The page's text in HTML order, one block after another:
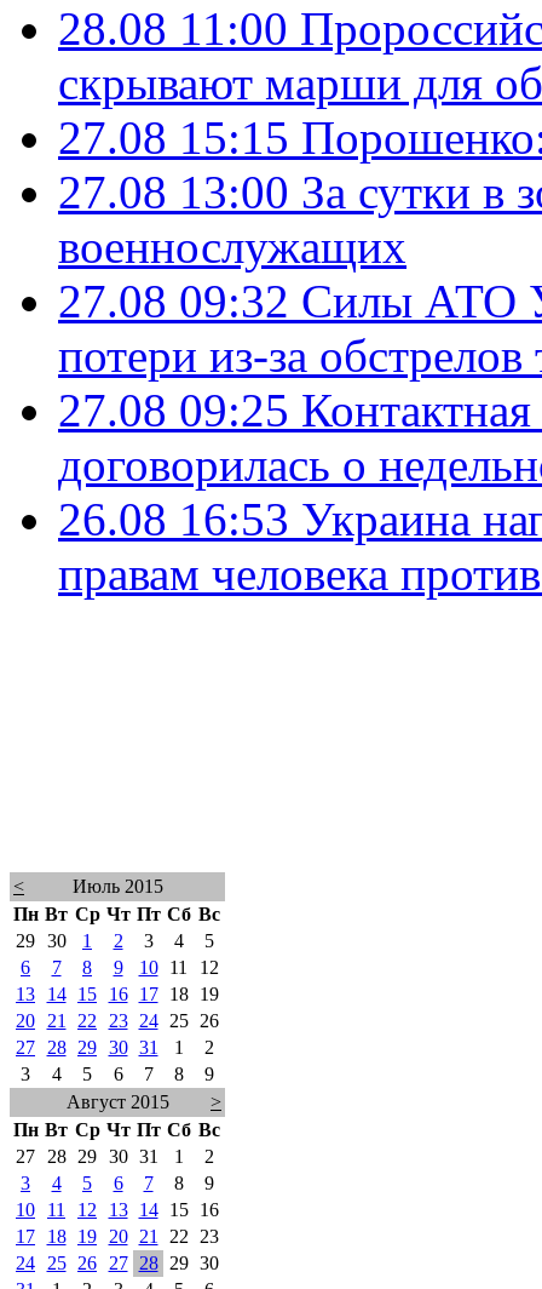
28.08 11:00
скрывают марши для
27.08 15:15
27.08 13:00 За сутки в
военнослужащих
27.08 09:32 Силы АТО
потери из-за обстрелов
27.08 09:25
договорилась о
26.08 16:53 Украина
правам человека
<
Июль 2015
Пн Вт Ср Чт Пт Сб Вс
29 30 1 2 3 4
5
6
7 8 9 10 11
12
13
14 15 16 17 18
19
20
21 22 23 24 25
26
27
28 29 30 31 1
2
3
4 5 6 7 8
9
Август 2015
>
Пн Вт Ср Чт Пт Сб Вс
27
28 29 30 31 1
2
3
4 5 6 7 8
9
10
11 12 13 14 15
16
17
18 19 20 21 22
23
24
25 26 27 28 29 30